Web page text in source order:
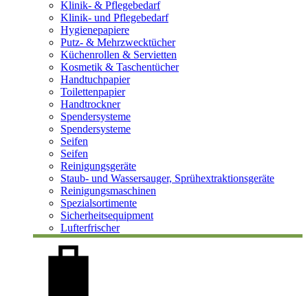
Klinik- & Pflegebedarf
Klinik- und Pflegebedarf
Hygienepapiere
Putz- & Mehrzwecktücher
Küchenrollen & Servietten
Kosmetik & Taschentücher
Handtuchpapier
Toilettenpapier
Handtrockner
Spendersysteme
Spendersysteme
Seifen
Seifen
Reinigungsgeräte
Staub- und Wassersauger, Sprühextraktionsgeräte
Reinigungsmaschinen
Spezialsortimente
Sicherheitsequipment
Lufterfrischer